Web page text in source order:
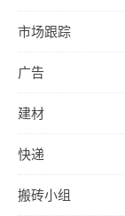
市场跟踪
广告
建材
快递
搬砖小组